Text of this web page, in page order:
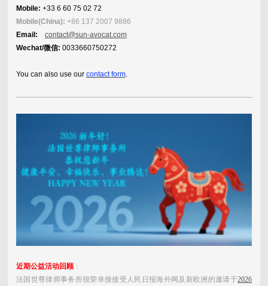
Mobile: +33 6 60 75 02 72
Mobile(China): +86 137 2007 9886
Email: contact@sun-avocat.com
Wechat/微信: 0033660750272
You can also use our contact form.
近期公益活动回顾：
法国世尊律师事务所很荣幸接接受人民日报海外网及新欧洲的邀请于2026